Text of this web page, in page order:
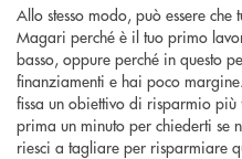
Allo stesso modo, può essere
Magari perché è il tuo primo
basso, oppure perché in questo
finanziamenti e hai poco
fissa un obiettivo di risparmio
prima un minuto per chiederti se
riesci a tagliare per risparmiare